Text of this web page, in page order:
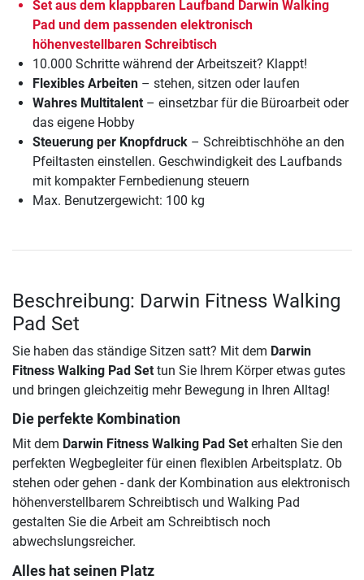
Set aus dem klappbaren Laufband Darwin Walking
Pad und dem passenden elektronisch
höhenvestellbaren Schreibtisch
10.000 Schritte während der Arbeitszeit? Klappt!
Flexibles Arbeiten – stehen, sitzen oder laufen
Wahres Multitalent – einsetzbar für die Büroarbeit oder
das eigene Hobby
Steuerung per Knopfdruck – Schreibtischhöhe an den
Pfeiltasten einstellen. Geschwindigkeit des Laufbands
mit kompakter Fernbedienung steuern
Max. Benutzergewicht: 100 kg
Beschreibung: Darwin Fitness Walking
Pad Set
Sie haben das ständige Sitzen satt? Mit dem Darwin
Fitness Walking Pad Set tun Sie Ihrem Körper etwas gutes
und bringen gleichzeitig mehr Bewegung in Ihren Alltag!
Die perfekte Kombination
Mit dem Darwin Fitness Walking Pad Set erhalten Sie den
perfekten Wegbegleiter für einen flexiblen Arbeitsplatz. Ob
stehen oder gehen - dank der Kombination aus elektronisch
höhenverstellbarem Schreibtisch und Walking Pad
gestalten Sie die Arbeit am Schreibtisch noch
abwechslungsreicher.
Alles hat seinen Platz